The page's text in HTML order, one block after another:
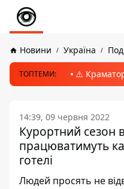
Новини Україна
ТОПТЕМИ: ⚠️
14:39, 09 червня 2022
Курортний сезон
працюватимуть
готелі
Людей просять не